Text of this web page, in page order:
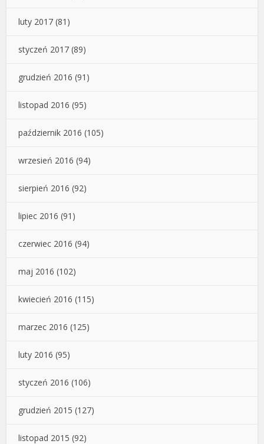
luty 2017 (81)
styczeń 2017 (89)
grudzień 2016 (91)
listopad 2016 (95)
październik 2016 (105)
wrzesień 2016 (94)
sierpień 2016 (92)
lipiec 2016 (91)
czerwiec 2016 (94)
maj 2016 (102)
kwiecień 2016 (115)
marzec 2016 (125)
luty 2016 (95)
styczeń 2016 (106)
grudzień 2015 (127)
listopad 2015 (92)